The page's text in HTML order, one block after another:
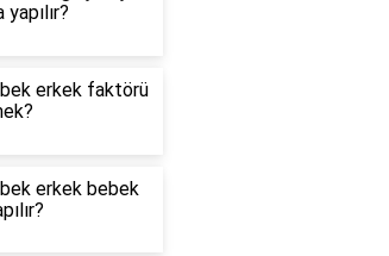
yapılır?
erkek faktörü
erkek bebek